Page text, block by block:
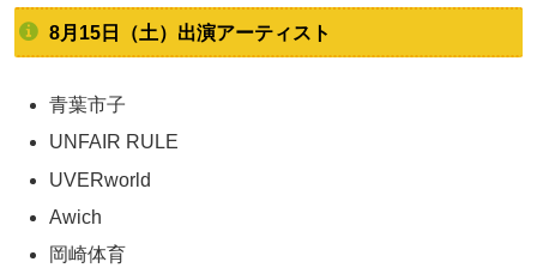
8月15日（土）出演アーティスト
青葉市子
UNFAIR RULE
UVERworld
Awich
岡崎体育